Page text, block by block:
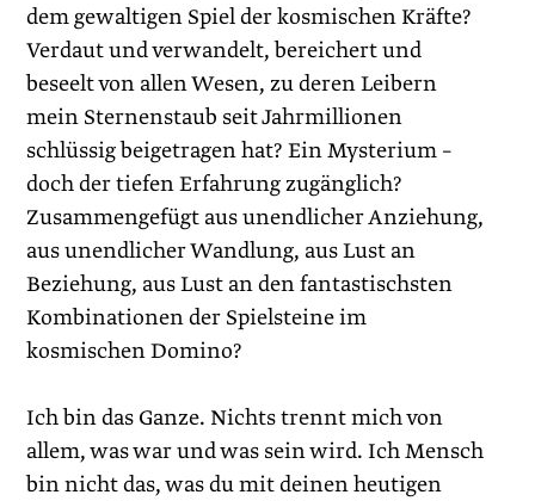
dem gewaltigen Spiel der kosmischen Kräfte?
Verdaut und verwandelt, bereichert und
beseelt von allen Wesen, zu deren Leibern
mein Sternenstaub seit Jahrmillionen
schlüssig beigetragen hat? Ein Mysterium –
doch der tiefen Erfahrung zugänglich?
Zusammengefügt aus unendlicher Anziehung,
aus unendlicher Wandlung, aus Lust an
Beziehung, aus Lust an den fantastischsten
Kombinationen der Spielsteine im
kosmischen Domino?
Ich bin das Ganze. Nichts trennt mich von
allem, was war und was sein wird. Ich Mensch
bin nicht das, was du mit deinen heutigen